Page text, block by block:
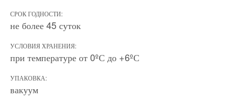
СРОК ГОДНОСТИ:
не более 45 суток
УСЛОВИЯ ХРАНЕНИЯ:
при температуре от 0ºС до +6ºС
УПАКОВКА:
вакуум